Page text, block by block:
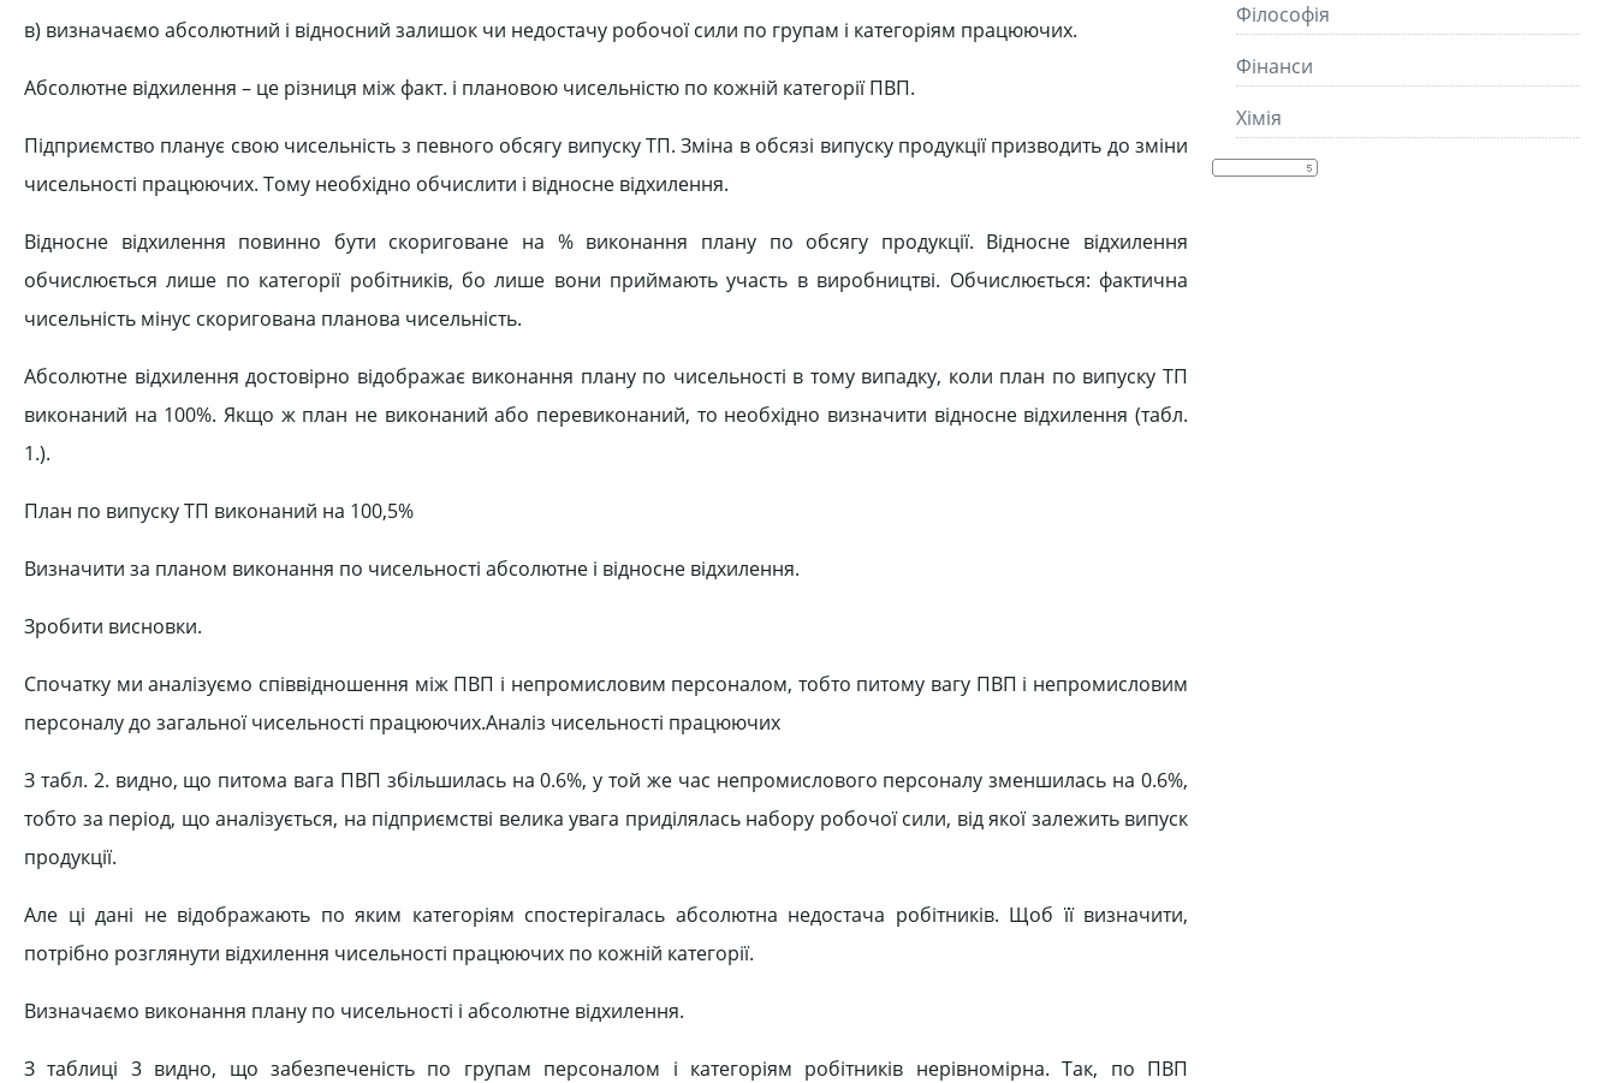
в) визначаємо абсолютний і відносний залишок чи недостачу робочої сили по групам і категоріям працюючих.
Абсолютне відхилення – це різниця між факт. і плановою чисельністю по кожній категорії ПВП.
Підприємство планує свою чисельність з певного обсягу випуску ТП. Зміна в обсязі випуску продукції призводить до зміни
чисельності працюючих. Тому необхідно обчислити і відносне відхилення.
Відносне відхилення повинно бути скориговане на % виконання плану по обсягу продукції. Відносне відхилення
обчислюється лише по категорії робітників, бо лише вони приймають участь в виробництві. Обчислюється: фактична
чисельність мінус скоригована планова чисельність.
Абсолютне відхилення достовірно відображає виконання плану по чисельності в тому випадку, коли план по випуску ТП
виконаний на 100%. Якщо ж план не виконаний або перевиконаний, то необхідно визначити відносне відхилення (табл.
1.).
План по випуску ТП виконаний на 100,5%
Визначити за планом виконання по чисельності абсолютне і відносне відхилення.
Зробити висновки.
Спочатку ми аналізуємо співвідношення між ПВП і непромисловим персоналом, тобто питому вагу ПВП і непромисловим
персоналу до загальної чисельності працюючих.Аналіз чисельності працюючих
З табл. 2. видно, що питома вага ПВП збільшилась на 0.6%, у той же час непромислового персоналу зменшилась на 0.6%,
тобто за період, що аналізується, на підприємстві велика увага приділялась набору робочої сили, від якої залежить випуск
продукції.
Але ці дані не відображають по яким категоріям спостерігалась абсолютна недостача робітників. Щоб її визначити,
потрібно розглянути відхилення чисельності працюючих по кожній категорії.
Визначаємо виконання плану по чисельності і абсолютне відхилення.
З таблиці 3 видно, що забезпеченість по групам персоналом і категоріям робітників нерівномірна. Так, по ПВП
Філософія
Фінанси
Хімія